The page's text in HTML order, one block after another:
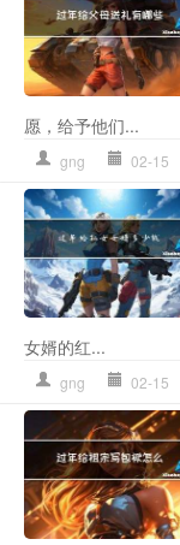
愿，给予他们...
gng 02-15
女婿的红...
gng 02-15